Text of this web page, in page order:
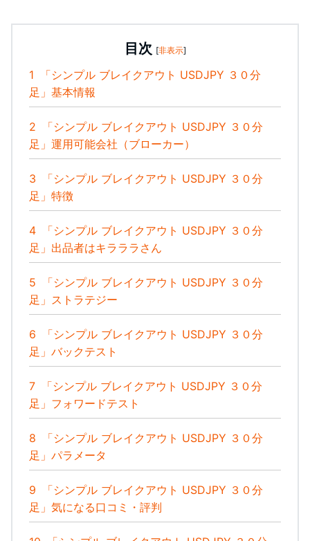
目次 [非表示]
1
「シンプル ブレイクアウト USDJPY ３０分
足」基本情報
2
「シンプル ブレイクアウト USDJPY ３０分
足」運用可能会社（ブローカー）
3
「シンプル ブレイクアウト USDJPY ３０分
足」特徴
4
「シンプル ブレイクアウト USDJPY ３０分
足」出品者はキラララさん
5
「シンプル ブレイクアウト USDJPY ３０分
足」ストラテジー
6
「シンプル ブレイクアウト USDJPY ３０分
足」バックテスト
7
「シンプル ブレイクアウト USDJPY ３０分
足」フォワードテスト
8
「シンプル ブレイクアウト USDJPY ３０分
足」パラメータ
9
「シンプル ブレイクアウト USDJPY ３０分
足」気になる口コミ・評判